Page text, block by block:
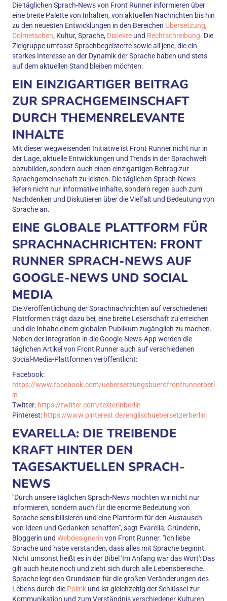
Die täglichen Sprach-News von Front Runner informieren über
eine breite Palette von Inhalten, von aktuellen Nachrichten bis hin
zu den neuesten Entwicklungen in den Bereichen Übersetzung,
Dolmetschen, Kultur, Sprache, Dialekte und Rechtschreibung. Die
Zielgruppe umfasst Sprachbegeisterte sowie all jene, die ein
starkes Interesse an der Dynamik der Sprache haben und stets
auf dem aktuellen Stand bleiben möchten.
EIN EINZIGARTIGER BEITRAG
ZUR SPRACHGEMEINSCHAFT
DURCH THEMENRELEVANTE
INHALTE
Mit dieser wegweisenden Initiative ist Front Runner nicht nur in
der Lage, aktuelle Entwicklungen und Trends in der Sprachwelt
abzubilden, sondern auch einen einzigartigen Beitrag zur
Sprachgemeinschaft zu leisten. Die täglichen Sprach-News
liefern nicht nur informative Inhalte, sondern regen auch zum
Nachdenken und Diskutieren über die Vielfalt und Bedeutung von
Sprache an.
EINE GLOBALE PLATTFORM FÜR
SPRACHNACHRICHTEN: FRONT
RUNNER SPRACH-NEWS AUF
GOOGLE-NEWS UND SOCIAL
MEDIA
Die Veröffentlichung der Sprachnachrichten auf verschiedenen
Plattformen trägt dazu bei, eine breite Leserschaft zu erreichen
und die Inhalte einem globalen Publikum zugänglich zu machen.
Neben der Integration in die Google-News-App werden die
täglichen Artikel von Front Runner auch auf verschiedenen
Social-Media-Plattformen veröffentlicht:
Facebook:
https://www.facebook.com/uebersetzungsbuerofrontrunnerberl
in
Twitter: https://twitter.com/texterinberlin
Pinterest: https://www.pinterest.de/englischuebersetzerberlin
EVARELLA: DIE TREIBENDE
KRAFT HINTER DEN
TAGESAKTUELLEN SPRACH-
NEWS
"Durch unsere täglichen Sprach-News möchten wir nicht nur
informieren, sondern auch für die enorme Bedeutung von
Sprache sensibilisieren und eine Plattform für den Austausch
von Ideen und Gedanken schaffen", sagt Evarella, Gründerin,
Bloggerin und Webdesignerin von Front Runner. "Ich liebe
Sprache und habe verstanden, dass alles mit Sprache beginnt.
Nicht umsonst heißt es in der Bibel 'Im Anfang war das Wort': Das
gilt auch heute noch und zieht sich durch alle Lebensbereiche.
Sprache legt den Grundstein für die großen Veränderungen des
Lebens durch die Politik und ist gleichzeitig der Schlüssel zur
Kommunikation und zum Verständnis verschiedener Kulturen